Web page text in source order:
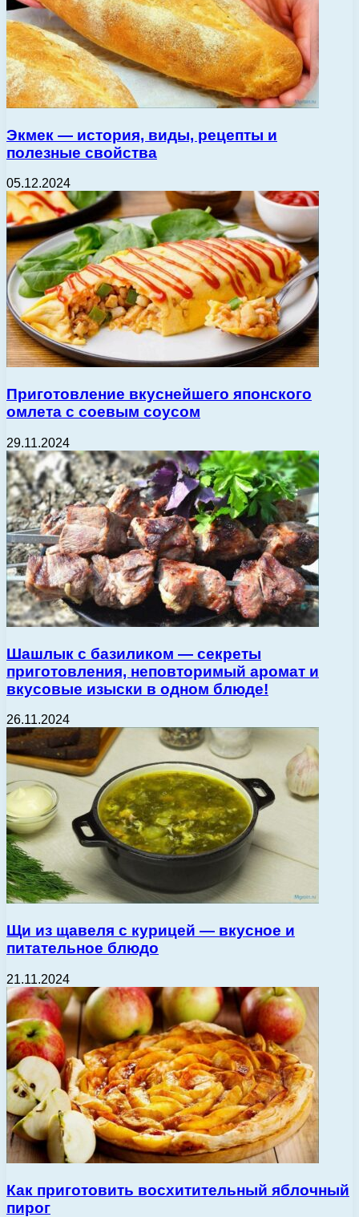
Экмек — история, виды, рецепты и
полезные свойства
05.12.2024
Приготовление вкуснейшего японского
омлета с соевым соусом
29.11.2024
Шашлык с базиликом — секреты
приготовления, неповторимый аромат и
вкусовые изыски в одном блюде!
26.11.2024
Щи из щавеля с курицей — вкусное и
питательное блюдо
21.11.2024
Как приготовить восхитительный яблочный
пирог